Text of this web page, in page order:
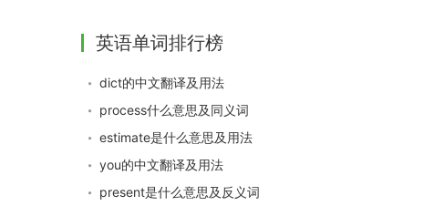
英语单词排行榜
dict的中文翻译及用法
process什么意思及同义词
estimate是什么意思及用法
you的中文翻译及用法
present是什么意思及反义词